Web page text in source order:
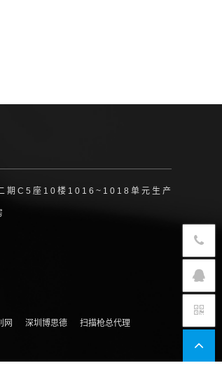
期 C 5 座 1 0 楼 1 0 1 6 ~ 1 0 1 8 单 元 生 产
网 深圳博思德 扫描枪总代理